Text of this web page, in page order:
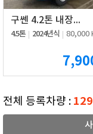
구쎈 4.2톤 내장...
4.5톤 2024년식 80,000
전체 등록차량 : 129